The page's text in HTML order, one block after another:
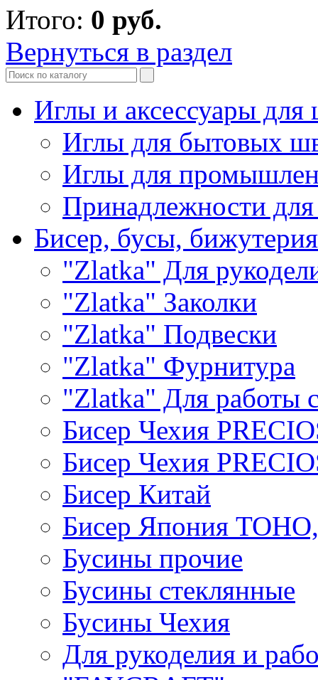
Итого: 0 руб.
Вернуться в раздел
Иглы и аксессуары
Иглы для бытовых
Иглы для
Принадлежности
Бисер, бусы, бижутерия
"Zlatka" Для
"Zlatka" Заколки
"Zlatka" Подвески
"Zlatka" Фурнитура
"Zlatka" Для работы
Бисер Чехия
Бисер Чехия
Бисер Китай
Бисер Япония
Бусины прочие
Бусины стеклянные
Бусины Чехия
Для рукоделия и